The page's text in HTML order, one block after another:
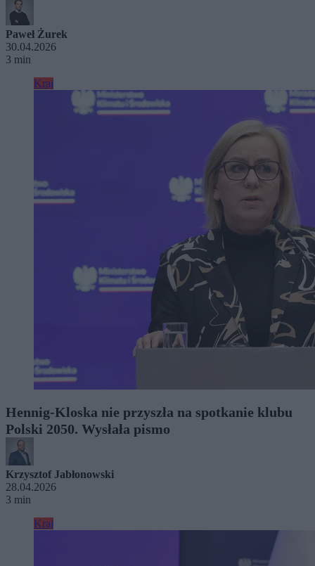
Paweł Żurek
30.04.2026
3 min
Kraj
Hennig-Kloska nie przyszła na spotkanie klubu
Polski 2050. Wysłała pismo
Krzysztof Jabłonowski
28.04.2026
3 min
Kraj